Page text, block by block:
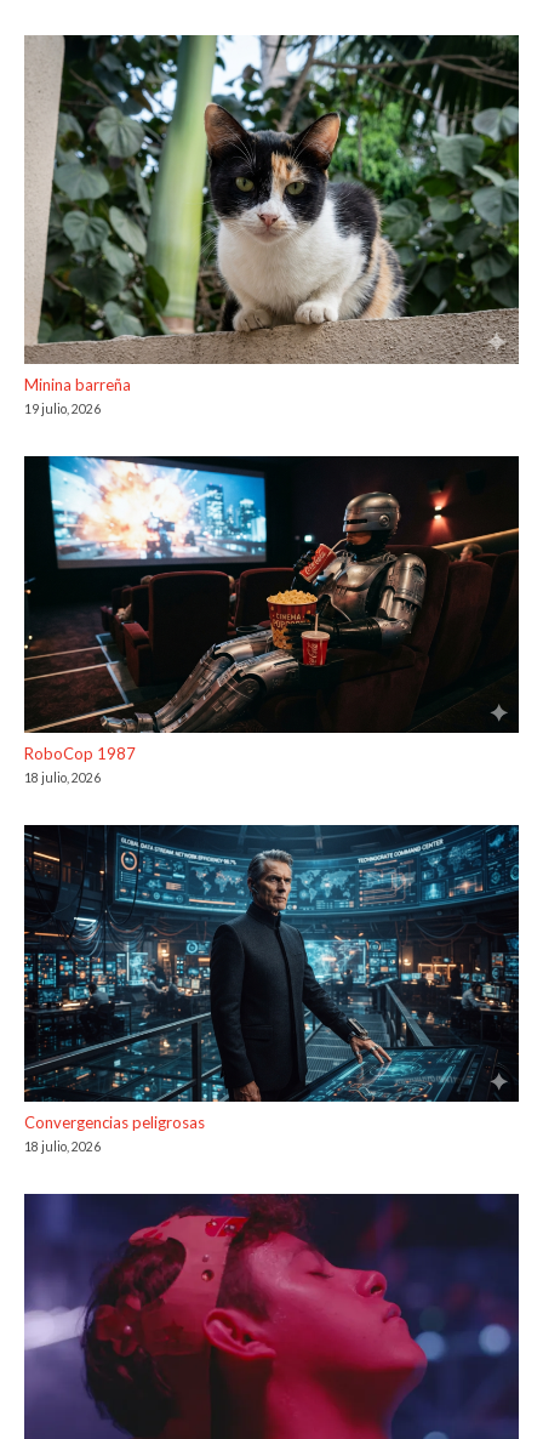
Minina barreña
19 julio, 2026
RoboCop 1987
18 julio, 2026
Convergencias peligrosas
18 julio, 2026